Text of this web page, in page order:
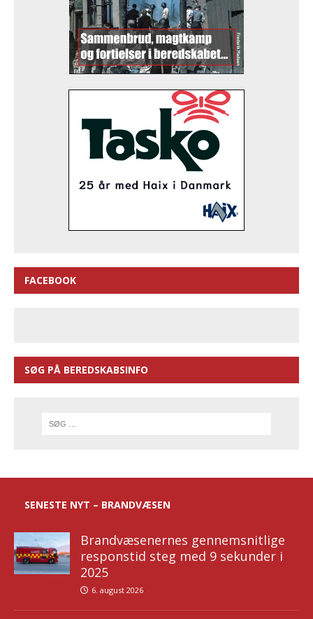
FACEBOOK
SØG PÅ BEREDSKABSINFO
SENESTE NYT – BRANDVÆSEN
Brandvæsenernes gennemsnitlige
responstid steg med 9 sekunder i
2025
6. august 2026